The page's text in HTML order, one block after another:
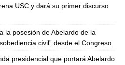
USC y dará su primer discurso
la posesión de Abelardo de la
civil” desde el Congreso
presidencial que portará Abelardo